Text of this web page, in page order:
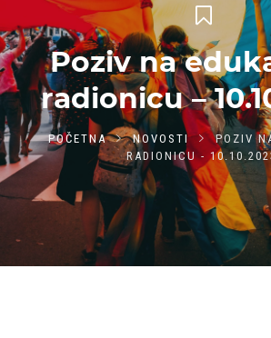
Poziv na
radionicu –
POČETNA NOVOSTI
POZIV
RADIONICU -